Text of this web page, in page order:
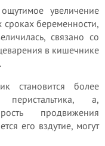
увеличение
беременности,
связано со
в кишечнике
становится более
а,
продвижения
его вздутие, могут